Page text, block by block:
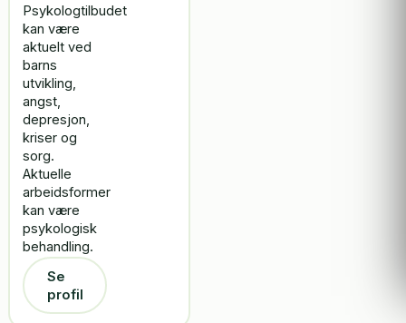
Psykologtilbudet
kan være
aktuelt ved
barns
utvikling,
angst,
depresjon,
kriser og
sorg.
Aktuelle
arbeidsformer
kan være
psykologisk
behandling.
Se
profil